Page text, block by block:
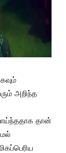
அறிந்த
தான்